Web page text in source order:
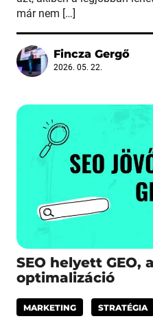
már nem […]
Fincza Gergő
2026. 05. 22.
SEO helyett GEO,
optimalizáció
MARKETING STRATÉGIA